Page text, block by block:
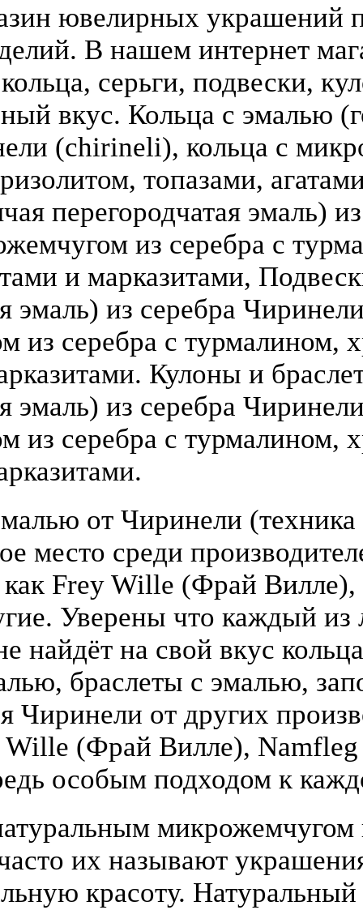
ювелирных украшений
В нашем интернет
серьги, подвески,
вкус. Кольца с эмалью
(chirineli), кольца с
топазами,
перегородчатая эмаль)
из серебра с
и марказитами,
эмаль) из серебра
из серебра с турмалином,
Кулоны и
эмаль) из серебра
из серебра с турмалином,
от Чиринели (техника
место среди
Frey Wille (Фрай
Уверены что каждый
найдёт на свой вкус
браслеты с эмалью,
Чиринели от других
Wille (Фрай Вилле),
особым подходом к
микрожемчугом
их называют
красоту.